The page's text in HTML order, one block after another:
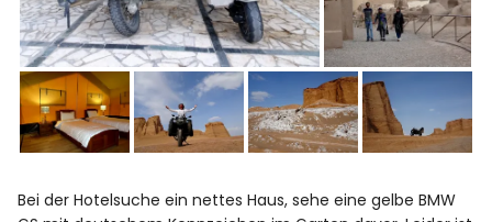
Bei der Hotelsuche ein nettes Haus, sehe eine gelbe BMW